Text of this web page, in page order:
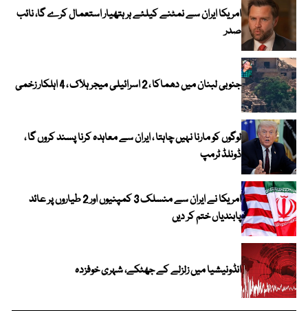
امریکا ایران سے نمٹنے کیلئے ہر ہتھیار استعمال کرے گا، نائب
صدر
جنوبی لبنان میں دھماکا ، 2 اسرائیلی میجر ہلاک ، 4 اہلکار زخمی
لوگوں کو مارنا نہیں چاہتا ، ایران سے معاہدہ کرنا پسند کروں گا ،
ڈونلڈ ٹرمپ
امریکا نے ایران سے منسلک 3 کمپنیوں اور 2 طیاروں پر عائد
پابندیاں ختم کر دیں
انڈونیشیا میں زلزلے کے جھٹکے، شہری خوفزدہ